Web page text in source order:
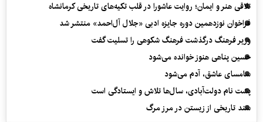
تلاقی هنر و ایمان؛ روایت عاشورا در قلب تکیه‌های تاریخی کرمانشاه
فراخوان نوزدهمین دوره جایزه ادبی «جلال آل‌احمد» منتشر شد
وزیر فرهنگ درگذشت فرهنگ شکوهی را تسلیت گفت
حسین پناهی هنوز خوانده می‌شود
سامسای عاشق، آدم می‌شود
پشت نام دولت‌آبادی، سال‌ها تلاش و ایستادگی است
سند تاریخی از زیستن در مرز مرگ